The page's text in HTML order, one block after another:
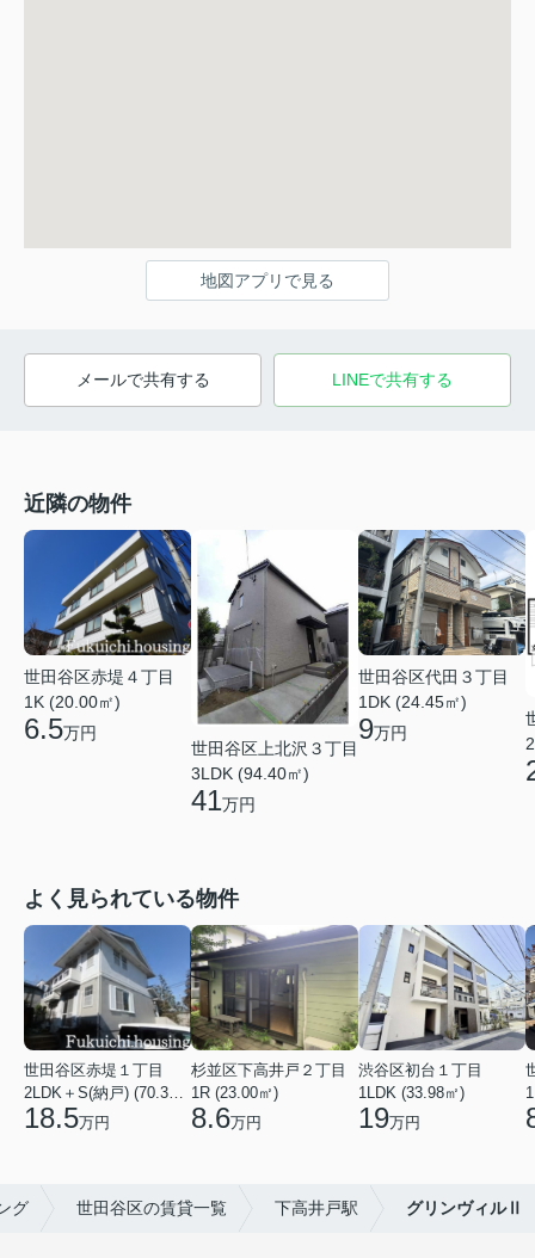
地図アプリで見る
メールで共有する LINEで共有する
近隣の物件
世田谷区赤堤４丁目
1K (20.00㎡)
6.5万円
世田谷区上北沢３丁目
3LDK (94.40㎡)
41万円
世田谷区代田３丁目
1DK (24.45㎡)
9万円
よく見られている物件
世田谷区赤堤１丁目
2LDK＋S(納戸) (70.38㎡)
18.5万円
杉並区下高井戸２丁目
1R (23.00㎡)
8.6万円
渋谷区初台１丁目
1LDK (33.98㎡)
19万円
グ 世田谷区の賃貸一覧 下高井戸駅 グリンヴィルⅡ